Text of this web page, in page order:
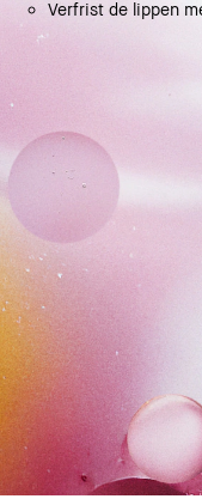
Verfrist de lippen